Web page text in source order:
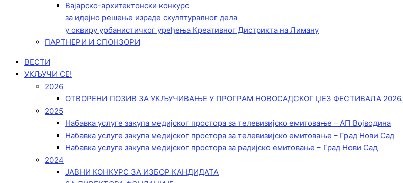
Вајарско-архитектонски конкурс
за идејно решење израде скулптуралног дела
у оквиру урбанистичког уређења Креативног Дистрикта на Лиману
ПАРТНЕРИ И СПОНЗОРИ
ВЕСТИ
УКЉУЧИ СЕ!
2026
ОТВОРЕНИ ПОЗИВ ЗА УКЉУЧИВАЊЕ У ПРОГРАМ НОВОСАДСКОГ ЏЕЗ ФЕСТИВАЛА 2026.
2025
Набавка услуге закупа медијског простора за телевизијско емитовање – АП Војводинa
Набавка услуге закупа медијског простора за телевизијско емитовање – Град Нови Сад
Набавка услуге закупа медијског простора за радијско емитовање – Град Нови Сад
2024
ЈАВНИ КОНКУРС ЗА ИЗБОР КАНДИДАТА